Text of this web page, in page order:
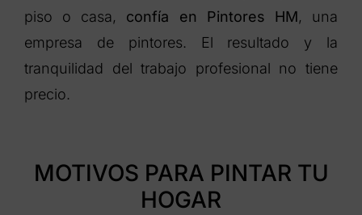
piso o casa, confía en Pintores HM, una
empresa de pintores. El resultado y la
tranquilidad del trabajo profesional no tiene
precio.
MOTIVOS PARA PINTAR TU
HOGAR